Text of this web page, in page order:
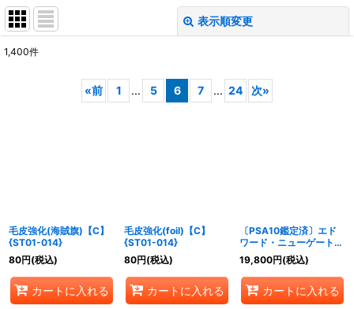
表示順変更
1,400件
«前 1 ... 5 6 7 ... 24 次»
毛皮強化(海賊旗)【C】
{ST01-014}
80円(税込)
カートに入れる
毛皮強化(foil)【C】
{ST01-014}
80円(税込)
カートに入れる
〔PSA10鑑定済〕エド
ワード・ニューゲート
(illust:tasaka)【SR】
{OP02-004}
19,800円(税込)
カートに入れる